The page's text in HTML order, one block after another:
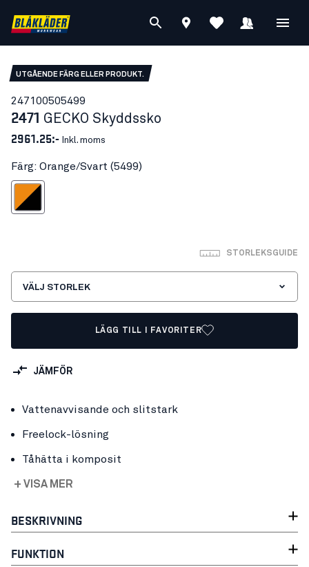
UTGÅENDE FÄRG ELLER PRODUKT.
247100505499
2471 GECKO Skyddssko
2961.25:- Inkl. moms
Färg: Orange/Svart (5499)
Svart
STORLEKSGUIDE
VÄLJ STORLEK
LÄGG TILL I FAVORITER
JÄMFÖR
Vattenavvisande och slitstark
Freelock-lösning
Tåhätta i komposit
+ VISA MER
BESKRIVNING
FUNKTION